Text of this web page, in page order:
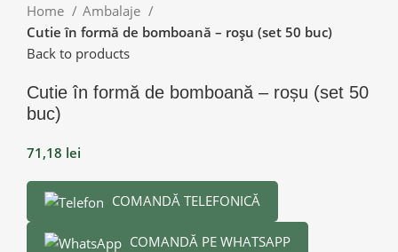
Home
Ambalaje
Cutie în formă de bomboană – roșu (set 50 buc)
Back to products
Cutie în formă de bomboană – roșu (set 50
buc)
71,18 lei
COMANDĂ TELEFONICĂ
COMANDĂ PE WHATSAPP